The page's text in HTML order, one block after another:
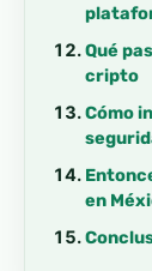
Qué
cripto
Cómo
en